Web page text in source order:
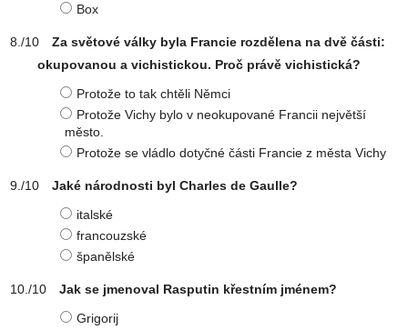
Box
Za světové války byla Francie rozdělena na dvě části:
okupovanou a vichistickou. Proč právě vichistická?
Protože to tak chtěli Němci
Protože Vichy bylo v neokupované Francii největší
město.
Protože se vládlo dotyčné části Francie z města Vichy
Jaké národnosti byl Charles de Gaulle?
italské
francouzské
španělské
Jak se jmenoval Rasputin křestním jménem?
Grigorij